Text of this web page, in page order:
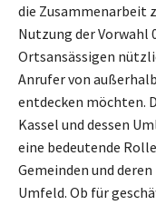
die Zusammenarbeit
Nutzung der Vorwahl
Ortsansässigen
Anrufer von
entdecken möchten.
Kassel und dessen
eine bedeutende
Gemeinden und
Umfeld. Ob für